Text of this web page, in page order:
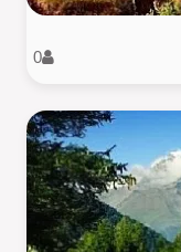
0